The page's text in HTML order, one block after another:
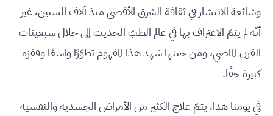
وشائعة الانتشار في ثقافة الشرق الأقصى منذ آلاف السنين، غير
أنّه لم يتمّ الاعتراف بها في عالم الطبّ الحديث إلى خلال سبعينات
القرن الماضي، ومن حينها شهد هذا المفهوم تطوّرًا واسعًا وقفزة
كبيرة حقًا.
في يومنا هذا، يتمّ علاج الكثير من الأمراض الجسدية والنفسية